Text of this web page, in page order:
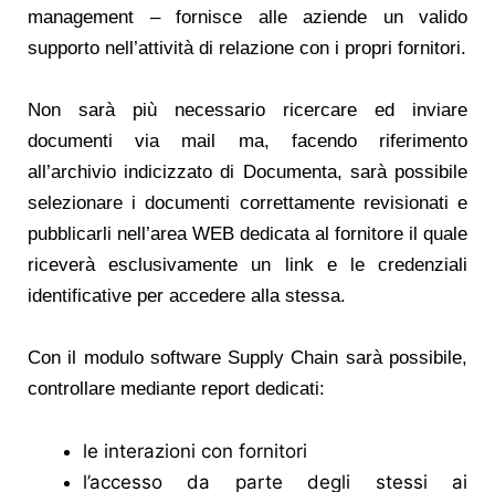
management – fornisce alle aziende un valido
supporto nell’attività di relazione con i propri fornitori.
Non sarà più necessario ricercare ed inviare
documenti via mail ma, facendo riferimento
all’archivio indicizzato di Documenta, sarà possibile
selezionare i documenti correttamente revisionati e
pubblicarli nell’area WEB dedicata al fornitore il quale
riceverà esclusivamente un link e le credenziali
identificative per accedere alla stessa.
Con il modulo software Supply Chain sarà possibile,
controllare mediante report dedicati:
le interazioni con fornitori
l’accesso da parte degli stessi ai